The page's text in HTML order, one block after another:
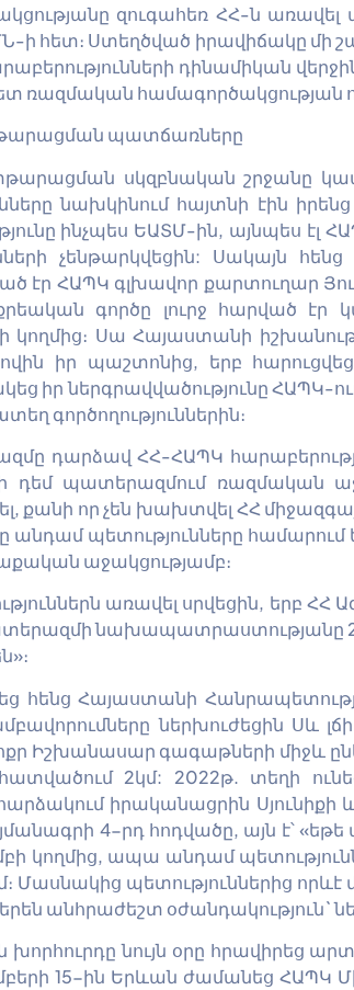
զուգահեռ ՀՀ-ն
ի հետ։ Ստեղծված իրավիճակը մի
դինամիկան
ռազմական համագործակցության
պատճառները
սկզբնական շրջանը
նախկինում հայտնի էին
ինչպես ԵԱՏՄ-ին, այնպես
չենթարկվեցին: Սակայն
էր ՀԱՊԿ գլխավոր քարտուղար
գործը լուրջ հարված էր
Սա Հայաստանի
իր պաշտոնից, երբ
իր ներգրավվածությունը ՀԱՊԿ-
գործողություններին։
դարձավ ՀՀ-ՀԱՊԿ
դեմ պատերազմում ռազմական
քանի որ չեն խախտվել ՀՀ
անդամ պետությունները
աջակցությամբ։
առավել սրվեցին, երբ
նախապատրաստությանը
հենց Հայաստանի
ներխուժեցին Սև
Իշխանասար գագաթների միջև
2կմ: 2022թ. տեղի
իրականացրին Սյունիքի
4-րդ հոդվածը, այն է՝
կողմից, ապա անդամ
Մասնակից պետություններից
անհրաժեշտ օժանդակություն`
նույն օրը հրավիրեց
15-ին Երևան ժամանեց